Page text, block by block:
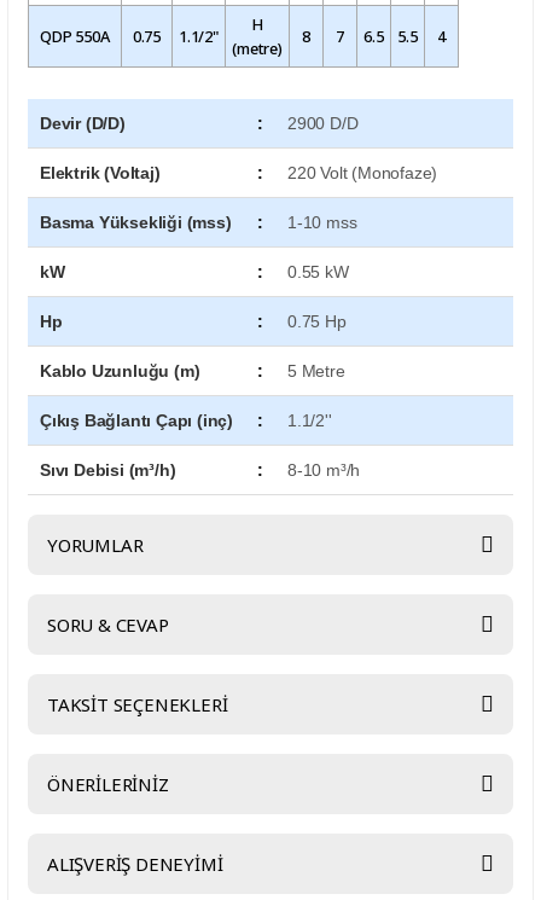
QDP 550A 0.75 1.1/2"
H
(metre)
8 7 6.5 5.5 4
Devir (D/D) : 2900 D/D
Elektrik (Voltaj) : 220 Volt (Monofaze)
Basma Yüksekliği (mss) : 1-10 mss
kW : 0.55 kW
Hp : 0.75 Hp
Kablo Uzunluğu (m) : 5 Metre
Çıkış Bağlantı Çapı (inç) : 1.1/2''
Sıvı Debisi (m³/h) : 8-10 m³/h
YORUMLAR
SORU & CEVAP
TAKSİT SEÇENEKLERİ
ÖNERİLERİNİZ
konularda yetersiz gördüğünüz noktaları öneri formunu kullanarak
ALIŞVERİŞ DENEYİMİ